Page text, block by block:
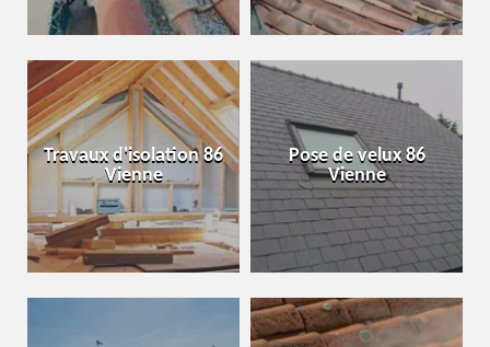
Travaux d'isolation 86
Vienne
Pose de velux 86
Vienne